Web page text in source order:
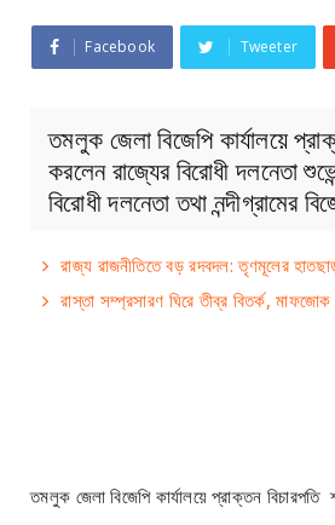
Facebook Tweeter
তমলুক জেলা বিজেপি কার্যালয়ে
করলেন রাজ্যের বিরোধী দলনেতা
বিরোধী দলনেতা তথা নন্দীগ্রামের
রাজ্য রাজনীতিতে বড় রদবদল: তৃণমূলের
রাস্তা সম্প্রসারণ ঘিরে তীব্র বিতর্ক,
তমলুক জেলা বিজেপি কার্যালয়ে প্রাক্তন বিচারপতি